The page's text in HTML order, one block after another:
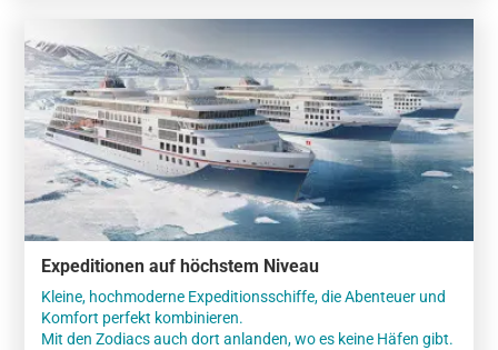
Expeditionen auf höchstem Niveau
Kleine, hochmoderne Expeditionsschiffe, die Abenteuer und
Komfort perfekt kombinieren.